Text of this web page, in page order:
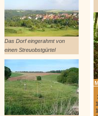
Das Dorf eingerahmt von
einen Streuobstgürtel